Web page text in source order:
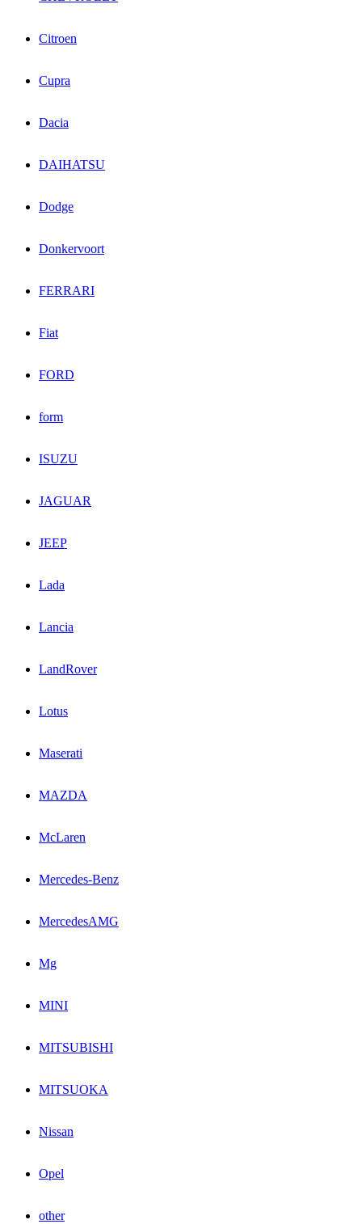
Citroen
Cupra
Dacia
DAIHATSU
Dodge
Donkervoort
FERRARI
Fiat
FORD
form
ISUZU
JAGUAR
JEEP
Lada
Lancia
LandRover
Lotus
Maserati
MAZDA
McLaren
Mercedes-Benz
MercedesAMG
Mg
MINI
MITSUBISHI
MITSUOKA
Nissan
Opel
other